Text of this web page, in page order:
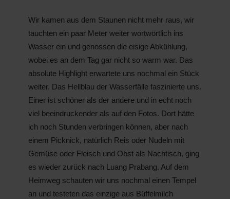
Wir kamen aus dem Staunen nicht mehr raus, wir
tauchten ein paar Meter weiter wortwörtlich ins
Wasser ein und genossen die eisige Abkühlung,
wobei es an dem Tag gar nicht so warm war. Das
absolute Highlight erwartete uns nochmal ein Stück
weiter. Das Hellblau der Wasserfälle faszinierte uns.
Einer ist schöner als der andere und in echt noch
viel beeindruckender als auf den Fotos. Dort hätte
ich noch Stunden verbringen können, aber nach
einem Picknick, natürlich Reis oder Nudeln mit
Gemüse oder Fleisch und Obst als Nachtisch, ging
es wieder zurück nach Luang Prabang. Auf dem
Heimweg schauten wir uns nochmal einen Tempel
an und testeten das einzige aus Büffelmilch